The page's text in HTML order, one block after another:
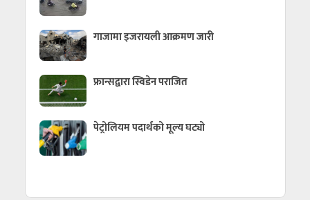
गाजामा इजरायली आक्रमण जारी
फ्रान्सद्वारा स्विडेन पराजित
पेट्रोलियम पदार्थको मूल्य घट्यो